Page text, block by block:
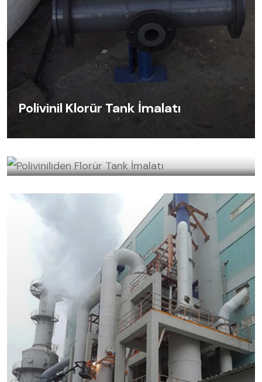
Polivinil Klorür Tank İmalatı